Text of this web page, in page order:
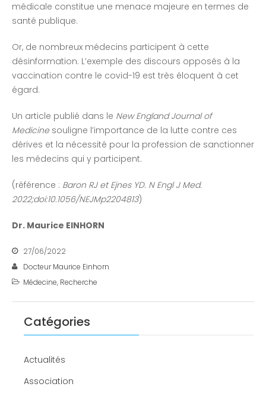
médicale constitue une menace majeure en termes de
santé publique.
Or, de nombreux médecins participent à cette
désinformation. L’exemple des discours opposés à la
vaccination contre le covid-19 est très éloquent à cet
égard.
Un article publié dans le New England Journal of
Medicinesouligne l’importance de la lutte contre ces
dérives et la nécessité pour la profession de sanctionner
les médecins qui y participent.
(référence : Baron RJ et Ejnes YD. N Engl J Med.
2022;doi:10.1056/NEJMp2204813)
Dr. Maurice EINHORN
27/06/2022
Docteur Maurice Einhorn
Médecine, Recherche
Catégories
Actualités
Association